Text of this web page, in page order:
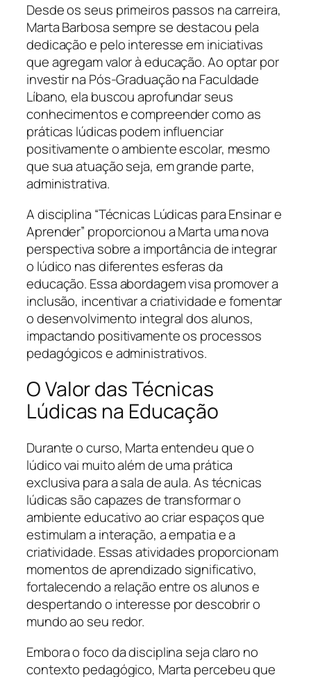
Desde os seus primeiros passos na carreira,
Marta Barbosa sempre se destacou pela
dedicação e pelo interesse em iniciativas
que agregam valor à educação. Ao optar por
investir na Pós-Graduação na Faculdade
Líbano, ela buscou aprofundar seus
conhecimentos e compreender como as
práticas lúdicas podem influenciar
positivamente o ambiente escolar, mesmo
que sua atuação seja, em grande parte,
administrativa.
A disciplina “Técnicas Lúdicas para Ensinar e
Aprender” proporcionou a Marta uma nova
perspectiva sobre a importância de integrar
o lúdico nas diferentes esferas da
educação. Essa abordagem visa promover a
inclusão, incentivar a criatividade e fomentar
o desenvolvimento integral dos alunos,
impactando positivamente os processos
pedagógicos e administrativos.
O Valor das Técnicas
Lúdicas na Educação
Durante o curso, Marta entendeu que o
lúdico vai muito além de uma prática
exclusiva para a sala de aula. As técnicas
lúdicas são capazes de transformar o
ambiente educativo ao criar espaços que
estimulam a interação, a empatia e a
criatividade. Essas atividades proporcionam
momentos de aprendizado significativo,
fortalecendo a relação entre os alunos e
despertando o interesse por descobrir o
mundo ao seu redor.
Embora o foco da disciplina seja claro no
contexto pedagógico, Marta percebeu que